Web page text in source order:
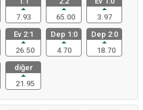
7.93
65.00
3.97
Ev 2:1
26.50
Dep 1:0
4.70
Dep 2:0
18.70
diğer
21.95